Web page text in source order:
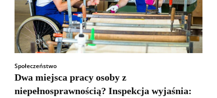
Społeczeństwo
Dwa miejsca pracy osoby z
niepełnosprawnością? Inspekcja wyjaśnia: